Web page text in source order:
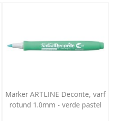
Marker ARTLINE Decorite, varf
rotund 1.0mm - verde pastel